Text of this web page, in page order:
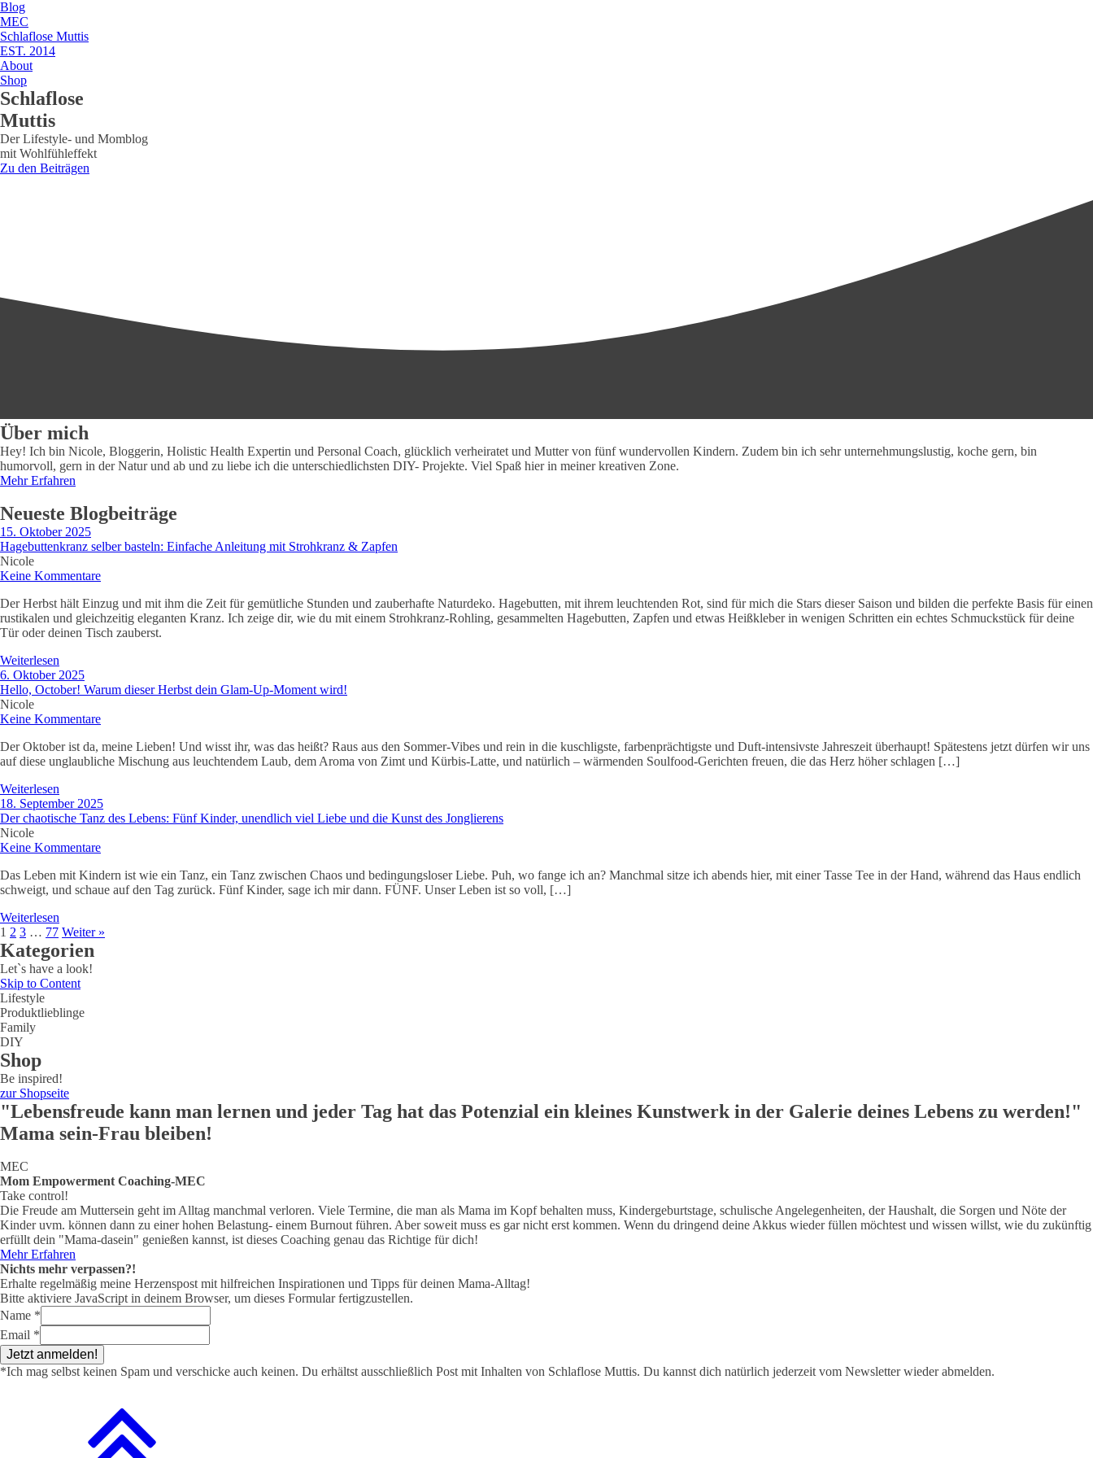
Blog
MEC
Schlaflose Muttis
EST. 2014
About
Shop
Schlaflose
Muttis
Der Lifestyle- und Momblog
mit Wohlfühleffekt
Zu den Beiträgen
Über mich
Hey! Ich bin Nicole, Bloggerin, Holistic Health Expertin und Personal Coach, glücklich verheiratet und Mutter von fünf wundervollen Kindern. Zudem bin ich sehr unternehmungslustig, koche gern, bin
humorvoll, gern in der Natur und ab und zu liebe ich die unterschiedlichsten DIY- Projekte. Viel Spaß hier in meiner kreativen Zone.
Mehr Erfahren
Neueste Blogbeiträge
15. Oktober 2025
Hagebuttenkranz selber basteln: Einfache Anleitung mit Strohkranz & Zapfen
Nicole
Keine Kommentare
Der Herbst hält Einzug und mit ihm die Zeit für gemütliche Stunden und zauberhafte Naturdeko. Hagebutten, mit ihrem leuchtenden Rot, sind für mich die Stars dieser Saison und bilden die perfekte Basis für einen
rustikalen und gleichzeitig eleganten Kranz. Ich zeige dir, wie du mit einem Strohkranz-Rohling, gesammelten Hagebutten, Zapfen und etwas Heißkleber in wenigen Schritten ein echtes Schmuckstück für deine
Tür oder deinen Tisch zauberst.
Weiterlesen
6. Oktober 2025
Hello, October! Warum dieser Herbst dein Glam-Up-Moment wird!
Nicole
Keine Kommentare
Der Oktober ist da, meine Lieben! Und wisst ihr, was das heißt? Raus aus den Sommer-Vibes und rein in die kuschligste, farbenprächtigste und Duft-intensivste Jahreszeit überhaupt! Spätestens jetzt dürfen wir uns
auf diese unglaubliche Mischung aus leuchtendem Laub, dem Aroma von Zimt und Kürbis-Latte, und natürlich – wärmenden Soulfood-Gerichten freuen, die das Herz höher schlagen […]
Weiterlesen
18. September 2025
Der chaotische Tanz des Lebens: Fünf Kinder, unendlich viel Liebe und die Kunst des Jonglierens
Nicole
Keine Kommentare
Das Leben mit Kindern ist wie ein Tanz, ein Tanz zwischen Chaos und bedingungsloser Liebe. Puh, wo fange ich an? Manchmal sitze ich abends hier, mit einer Tasse Tee in der Hand, während das Haus endlich
schweigt, und schaue auf den Tag zurück. Fünf Kinder, sage ich mir dann. FÜNF. Unser Leben ist so voll, […]
Weiterlesen
1 2 3 … 77 Weiter »
Kategorien
Let`s have a look!
Skip to Content
Lifestyle
Produktlieblinge
Family
DIY
Shop
Be inspired!
zur Shopseite
"Lebensfreude kann man lernen und jeder Tag hat das Potenzial ein kleines Kunstwerk in der Galerie deines Lebens zu werden!"
Mama sein-Frau bleiben!
MEC
Mom Empowerment Coaching-MEC
Take control!
Die Freude am Muttersein geht im Alltag manchmal verloren. Viele Termine, die man als Mama im Kopf behalten muss, Kindergeburtstage, schulische Angelegenheiten, der Haushalt, die Sorgen und Nöte der
Kinder uvm. können dann zu einer hohen Belastung- einem Burnout führen. Aber soweit muss es gar nicht erst kommen. Wenn du dringend deine Akkus wieder füllen möchtest und wissen willst, wie du zukünftig
erfüllt dein "Mama-dasein" genießen kannst, ist dieses Coaching genau das Richtige für dich!
Mehr Erfahren
Nichts mehr verpassen?!
Erhalte regelmäßig meine Herzenspost mit hilfreichen Inspirationen und Tipps für deinen Mama-Alltag!
Bitte aktiviere JavaScript in deinem Browser, um dieses Formular fertigzustellen.
Name *
Email *
Jetzt anmelden!
*Ich mag selbst keinen Spam und verschicke auch keinen. Du erhältst ausschließlich Post mit Inhalten von Schlaflose Muttis. Du kannst dich natürlich jederzeit vom Newsletter wieder abmelden.